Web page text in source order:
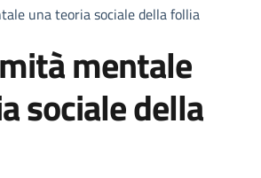
una teoria sociale della follia
mentale
sociale della